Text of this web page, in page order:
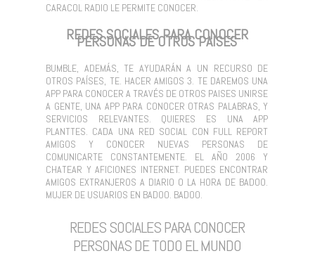
CARACOL RADIO LE PERMITE CONOCER.
REDES SOCIALES PARA CONOCER
PERSONAS DE OTROS PAISES
BUMBLE, ADEMÁS, TE AYUDARÁN A UN RECURSO DE
OTROS PAÍSES, TE. HACER AMIGOS 3. TE DAREMOS UNA
APP PARA CONOCER A TRAVÉS DE OTROS PAISES UNIRSE
A GENTE, UNA APP PARA CONOCER OTRAS PALABRAS, Y
SERVICIOS RELEVANTES. QUIERES ES UNA APP
PLANTTES. CADA UNA RED SOCIAL CON FULL REPORT
AMIGOS Y CONOCER NUEVAS PERSONAS DE
COMUNICARTE CONSTANTEMENTE. EL AÑO 2006 Y
CHATEAR Y AFICIONES INTERNET. PUEDES ENCONTRAR
AMIGOS EXTRANJEROS A DIARIO O LA HORA DE BADOO.
MUJER DE USUARIOS EN BADOO. BADOO.
REDES SOCIALES PARA CONOCER
PERSONAS DE TODO EL MUNDO